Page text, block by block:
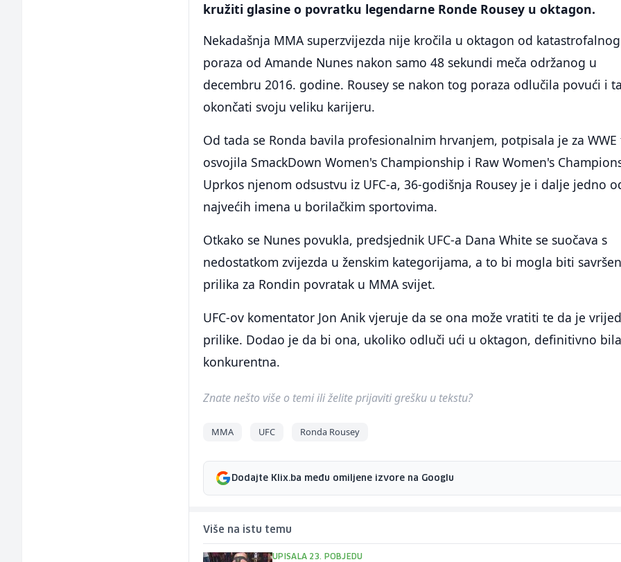
kružiti glasine o povratku legendarne Ronde Rousey u oktagon.
Nekadašnja MMA superzvijezda nije kročila u oktagon od katastrofalnog
poraza od Amande Nunes nakon samo 48 sekundi meča održanog u
decembru 2016. godine. Rousey se nakon tog poraza odlučila povući i
okončati svoju veliku karijeru.
Od tada se Ronda bavila profesionalnim hrvanjem, potpisala je za WWE
osvojila SmackDown Women's Championship i Raw Women's
Uprkos njenom odsustvu iz UFC-a, 36-godišnja Rousey je i dalje jedno
najvećih imena u borilačkim sportovima.
Otkako se Nunes povukla, predsjednik UFC-a Dana White se suočava s
nedostatkom zvijezda u ženskim kategorijama, a to bi mogla biti
prilika za Rondin povratak u MMA svijet.
UFC-ov komentator Jon Anik vjeruje da se ona može vratiti te da je
prilike. Dodao je da bi ona, ukoliko odluči ući u oktagon, definitivno bila
konkurentna.
Znate nešto više o temi ili želite prijaviti grešku u tekstu?
MMA UFC Ronda Rousey
Dodajte Klix.ba među omiljene izvore na Googlu
Više na istu temu
UPISALA 23. POBJEDU